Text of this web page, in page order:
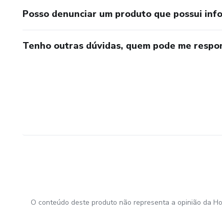
Posso denunciar um produto que possui
Tenho outras dúvidas, quem pode me
O conteúdo deste produto não representa a opinião da